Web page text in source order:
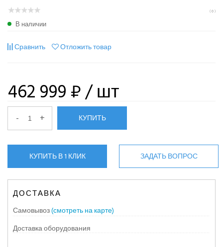
( 0 )
В наличии
Сравнить Отложить товар
462 999 ₽/ шт
- + КУПИТЬ
КУПИТЬ В 1 КЛИК ЗАДАТЬ ВОПРОС
ДОСТАВКА
Самовывоз(смотреть на карте)
Доставка оборудования